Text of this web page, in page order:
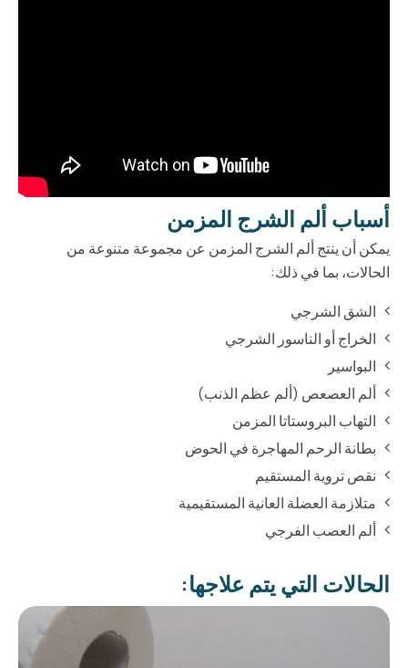
أسباب ألم الشرج المزمن
يمكن أن ينتج ألم الشرج المزمن عن مجموعة متنوعة من
الحالات، بما في ذلك:
الشق الشرجي
الخراج أو الناسور الشرجي
البواسير
ألم العصعص (ألم عظم الذنب)
التهاب البروستاتا المزمن
بطانة الرحم المهاجرة في الحوض
نقص تروية المستقيم
متلازمة العضلة العانية المستقيمية
ألم العصب الفرجي
الحالات التي يتم علاجها: